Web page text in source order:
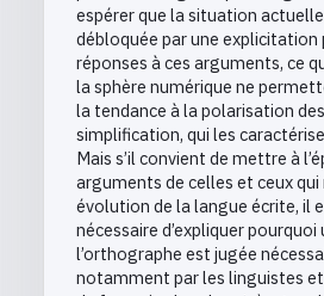
espérer que la situation
débloquée par une explicitation
réponses à ces arguments, ce
la sphère numérique ne
la tendance à la polarisation
simplification, qui les
Mais s’il convient de mettre à
arguments de celles et ceux
évolution de la langue écrite, il
nécessaire d’expliquer
l’orthographe est jugée
notamment par les linguistes